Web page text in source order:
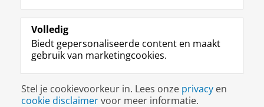
o
p
a
g
i
n
a
I
-
p
a
g
i
n
e
R
i
k
s
u
r
m
-
c
c
o
e
k
a
a
a
Alumni
Over ons
Disclaimer & Copyright
Inloggen
Volledig
Biedt gepersonaliseerde content en maakt
gebruik van marketingcookies.
Stel je cookievoorkeur in. Lees onze privacy en
cookie disclaimervoor meer informatie.